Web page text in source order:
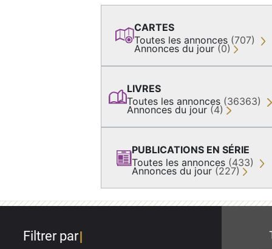
CARTES
Toutes les annonces (707)
Annonces du jour (0)
LIVRES
Toutes les annonces (36363)
Annonces du jour (4)
PUBLICATIONS EN SÉRIE
Toutes les annonces (433)
Annonces du jour (227)
Filtrer par